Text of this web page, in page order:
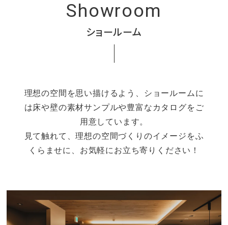
Showroom
ショールーム
理想の空間を思い描けるよう、ショールームに
は床や壁の素材サンプルや豊富なカタログをご
用意しています。
見て触れて、理想の空間づくりのイメージをふ
くらませに、お気軽にお立ち寄りください！